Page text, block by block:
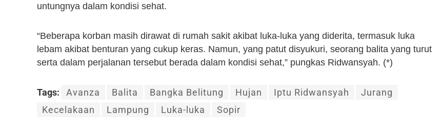
untungnya dalam kondisi sehat.
“Beberapa korban masih dirawat di rumah sakit akibat luka-luka yang diderita, termasuk luka
lebam akibat benturan yang cukup keras. Namun, yang patut disyukuri, seorang balita yang turut
serta dalam perjalanan tersebut berada dalam kondisi sehat,” pungkas Ridwansyah. (*)
Tags: Avanza Balita Bangka Belitung Hujan Iptu Ridwansyah
Jurang
Kecelakaan
Lampung Luka-luka Sopir